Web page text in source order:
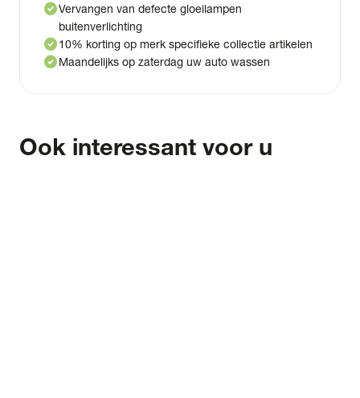
check_circleVervangen van defecte gloeilampen
buitenverlichting
check_circle10% korting op merk specifieke collectie artikelen
check_circleMaandelijks op zaterdag uw auto wassen
Ook interessant voor u